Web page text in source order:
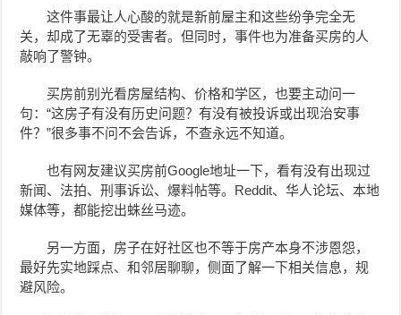
这件事最让人心酸的就是新前屋主和这些纷争完全无
关，却成了无辜的受害者。但同时，事件也为准备买房的人
敲响了警钟。
买房前别光看房屋结构、价格和学区，也要主动问一
句：“这房子有没有历史问题？有没有被投诉或出现治安事
件？”很多事不问不会告诉，不查永远不知道。
也有网友建议买房前Google地址一下，看有没有出现过
新闻、法拍、刑事诉讼、爆料帖等。Reddit、华人论坛、本地
媒体等，都能挖出蛛丝马迹。
另一方面，房子在好社区也不等于房产本身不涉恩怨，
最好先实地踩点、和邻居聊聊，侧面了解一下相关信息，规
避风险。